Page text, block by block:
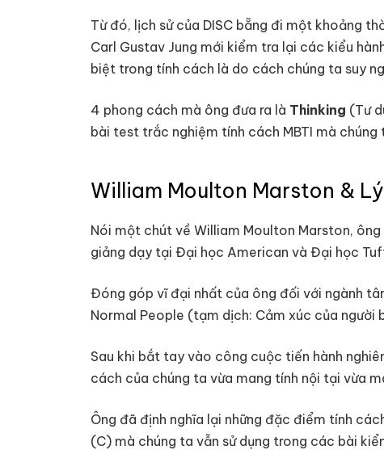
Từ đó, lịch sử của DISC bẵng đi một khoảng
Carl Gustav Jung mới kiểm tra lại các kiểu
biệt trong tính cách là do cách chúng ta suy
4 phong cách mà ông đưa ra là Thinking (Tư
bài test trắc nghiệm tính cách MBTI mà
William Moulton Marston &
Nói một chút về William Moulton Marston,
giảng dạy tại Đại học American và Đại học
Đóng góp vĩ đại nhất của ông đối với ngành
Normal People (tạm dịch: Cảm xúc của người
Sau khi bắt tay vào công cuộc tiến hành
cách của chúng ta vừa mang tính nội tại vừa
Ông đã định nghĩa lại những đặc điểm tính
(C) mà chúng ta vẫn sử dụng trong các bài